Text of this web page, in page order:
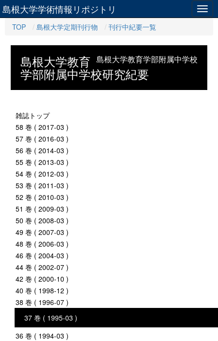
島根大学学術情報リポジトリ
TOP 島根大学定期刊行物 刊行中紀要一覧
島根大学教育学部附属中学校
島根大学教育
学部附属中学校研究紀要
雑誌トップ
58 巻 ( 2017-03 )
57 巻 ( 2016-03 )
56 巻 ( 2014-03 )
55 巻 ( 2013-03 )
54 巻 ( 2012-03 )
53 巻 ( 2011-03 )
52 巻 ( 2010-03 )
51 巻 ( 2009-03 )
50 巻 ( 2008-03 )
49 巻 ( 2007-03 )
48 巻 ( 2006-03 )
46 巻 ( 2004-03 )
44 巻 ( 2002-07 )
42 巻 ( 2000-10 )
40 巻 ( 1998-12 )
38 巻 ( 1996-07 )
37 巻 ( 1995-03 )
36 巻 ( 1994-03 )